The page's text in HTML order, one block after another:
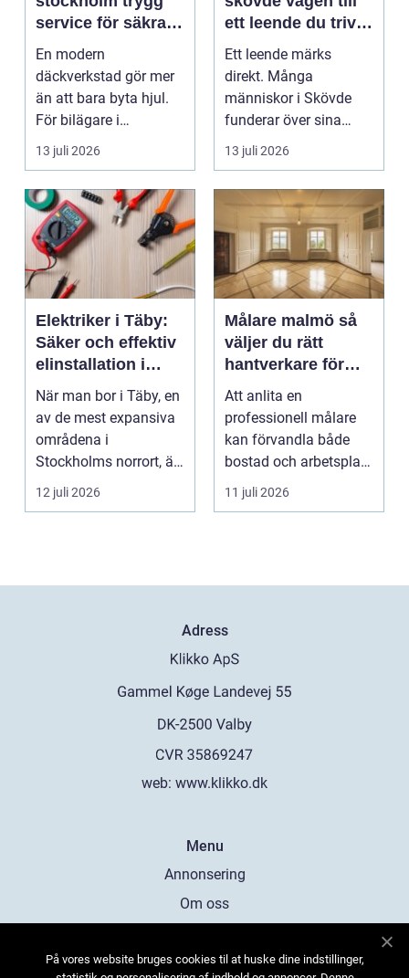
service för säkra
mil året runt
En modern
däckverkstad gör mer
än att bara byta hjul.
För bilägare i
Stockholm handlar
valet av däck...
13 juli 2026
ett leende du trivs
med
Ett leende märks
direkt. Många
människor i Skövde
funderar över sina
tänder, men skjuter
upp att gör...
13 juli 2026
Elektriker i Täby:
Säker och effektiv
elinstallation i
norrort
När man bor i Täby, en
av de mest expansiva
områdena i
Stockholms norrort, är
b...
12 juli 2026
Målare malmö så
väljer du rätt
hantverkare för
hem och företag
Att anlita en
professionell målare
kan förvandla både
bostad och arbetsplats
på kort tid. Färger, yt...
11 juli 2026
Adress
web: www.klikko.dk
Menu
Annonsering
Om oss
Kontakta oss
På vores website bruges cookies til at huske dine indstillinger,